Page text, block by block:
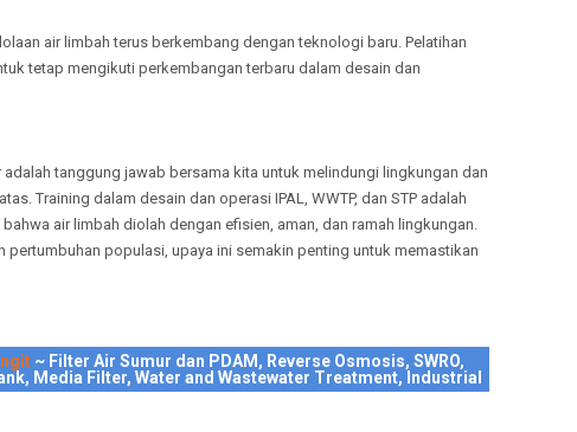
air limbah terus berkembang dengan teknologi baru. Pelatihan
tetap mengikuti perkembangan terbaru dalam desain dan
tanggung jawab bersama kita untuk melindungi lingkungan dan
Training dalam desain dan operasi IPAL, WWTP, dan STP adalah
air limbah diolah dengan efisien, aman, dan ramah lingkungan.
pertumbuhan populasi, upaya ini semakin penting untuk memastikan
~ Filter Air Sumur dan PDAM, Reverse Osmosis, SWRO,
Media Filter, Water and Wastewater Treatment, Industrial